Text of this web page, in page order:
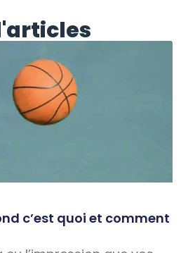
c’est quoi et comment